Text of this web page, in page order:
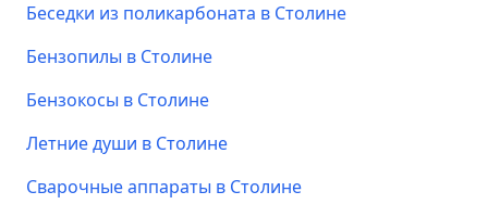
Беседки из поликарбоната в Столине
Бензопилы в Столине
Бензокосы в Столине
Летние души в Столине
Сварочные аппараты в Столине